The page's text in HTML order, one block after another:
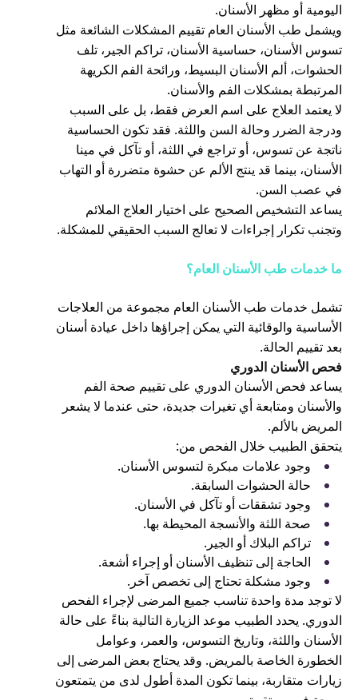
اليومية أو مظهر الأسنان.
ويشمل طب الأسنان العام تقييم المشكلات الشائعة مثل
تسوس الأسنان، حساسية الأسنان، تراكم الجير، تلف
الحشوات، ألم الأسنان البسيط، ورائحة الفم الكريهة
المرتبطة بمشكلات الفم والأسنان.
لا يعتمد العلاج على اسم العرض فقط، بل على السبب
ودرجة الضرر وحالة السن واللثة. فقد تكون الحساسية
ناتجة عن تسوس، أو تراجع في اللثة، أو تآكل في مينا
الأسنان، بينما قد ينتج الألم عن حشوة متضررة أو التهاب
في عصب السن.
يساعد التشخيص الصحيح على اختيار العلاج الملائم
وتجنب تكرار إجراءات لا تعالج السبب الحقيقي للمشكلة.
ما خدمات طب الأسنان العام؟
تشمل خدمات طب الأسنان العام مجموعة من العلاجات
الأساسية والوقائية التي يمكن إجراؤها داخل عيادة أسنان
بعد تقييم الحالة.
فحص الأسنان الدوري
يساعد فحص الأسنان الدوري على تقييم صحة الفم
والأسنان ومتابعة أي تغيرات جديدة، حتى عندما لا يشعر
المريض بالألم.
يتحقق الطبيب خلال الفحص من:
وجود علامات مبكرة لتسوس الأسنان.
حالة الحشوات السابقة.
وجود تشققات أو تآكل في الأسنان.
صحة اللثة والأنسجة المحيطة بها.
تراكم البلاك أو الجير.
الحاجة إلى تنظيف الأسنان أو إجراء أشعة.
وجود مشكلة تحتاج إلى تخصص آخر.
لا توجد مدة واحدة تناسب جميع المرضى لإجراء الفحص
الدوري. يحدد الطبيب موعد الزيارة التالية بناءً على حالة
الأسنان واللثة، وتاريخ التسوس، والعمر، وعوامل
الخطورة الخاصة بالمريض. وقد يحتاج بعض المرضى إلى
زيارات متقاربة، بينما تكون المدة أطول لدى من يتمتعون